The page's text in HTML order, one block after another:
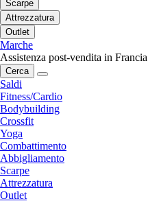
Scarpe
Attrezzatura
Outlet
Marche
Assistenza post-vendita in Francia
Cerca
Saldi
Fitness/Cardio
Bodybuilding
Crossfit
Yoga
Combattimento
Abbigliamento
Scarpe
Attrezzatura
Outlet